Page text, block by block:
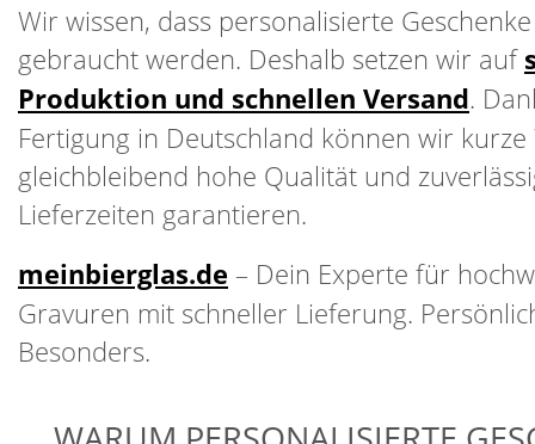
Wir wissen, dass personalisierte
gebraucht werden. Deshalb setzen wir auf
Produktion und schnellen Versand.
Fertigung in Deutschland können wir kurze
gleichbleibend hohe Qualität und
Lieferzeiten garantieren.
meinbierglas.de – Dein Experte für
Gravuren mit schneller Lieferung.
Besonders.